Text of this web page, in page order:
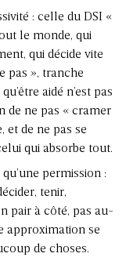
: celle du DSI «
le monde, qui
qui décide vite
pas », tranche
aidé n’est pas
de ne pas « cramer
et de ne pas se
qui absorbe tout.
permission :
tenir,
pair à côté, pas au-
approximation se
de choses.